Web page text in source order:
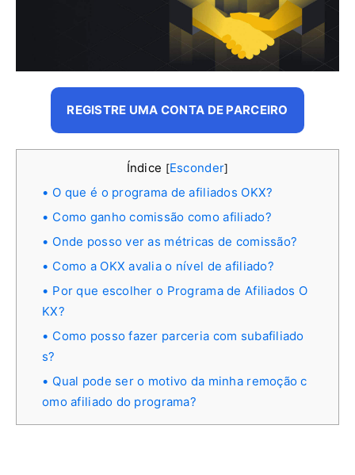
REGISTRE UMA CONTA DE PARCEIRO
Índice [Esconder]
O que é o programa de afiliados OKX?
Como ganho comissão como afiliado?
Onde posso ver as métricas de comissão?
Como a OKX avalia o nível de afiliado?
Por que escolher o Programa de Afiliados O
KX?
Como posso fazer parceria com subafiliado
s?
Qual pode ser o motivo da minha remoção c
omo afiliado do programa?